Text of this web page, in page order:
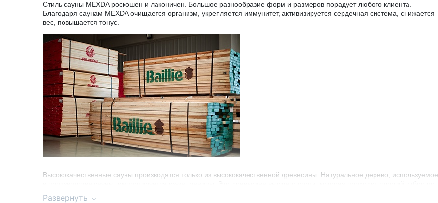
Стиль сауны MEXDA роскошен и лаконичен. Большое разнообразие форм и размеров порадует любого клиента.
Благодаря саунам MEXDA очищается организм, укрепляется иммунитет, активизируется сердечная система, снижается
вес, повышается тонус.
Высококачественные сауны производятся только из высококачественной древесины. Натуральное дерево, используемое
Развернуть